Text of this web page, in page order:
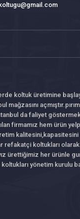
koltuk üretimine
mağzasını
da faliyet
firmamız hem ürün
kalitesini,kapasitesini
refakatçi koltukları
ürettiğimiz her ürünle
yönetim kurulu